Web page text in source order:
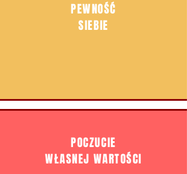
PEWNOŚĆ
SIEBIE
POCZUCIE
WŁASNEJ WARTOŚCI